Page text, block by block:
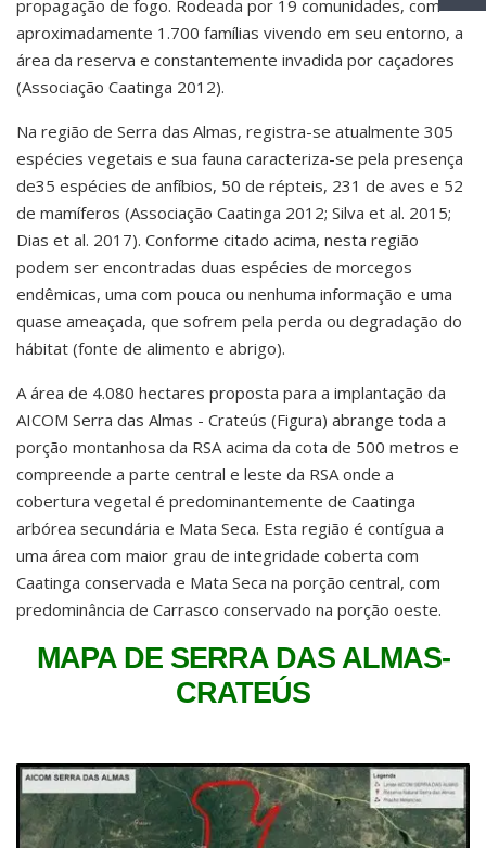
propagação de fogo. Rodeada por 19 comunidades, com
aproximadamente 1.700 famílias vivendo em seu entorno, a
área da reserva e constantemente invadida por caçadores
(Associação Caatinga 2012).
Na região de Serra das Almas, registra-se atualmente 305
espécies vegetais e sua fauna caracteriza-se pela presença
de35 espécies de anfíbios, 50 de répteis, 231 de aves e 52
de mamíferos (Associação Caatinga 2012; Silva et al. 2015;
Dias et al. 2017). Conforme citado acima, nesta região
podem ser encontradas duas espécies de morcegos
endêmicas, uma com pouca ou nenhuma informação e uma
quase ameaçada, que sofrem pela perda ou degradação do
hábitat (fonte de alimento e abrigo).
A área de 4.080 hectares proposta para a implantação da
AICOM Serra das Almas - Crateús (Figura) abrange toda a
porção montanhosa da RSA acima da cota de 500 metros e
compreende a parte central e leste da RSA onde a
cobertura vegetal é predominantemente de Caatinga
arbórea secundária e Mata Seca. Esta região é contígua a
uma área com maior grau de integridade coberta com
Caatinga conservada e Mata Seca na porção central, com
predominância de Carrasco conservado na porção oeste.
MAPA DE SERRA DAS ALMAS-
CRATEÚS